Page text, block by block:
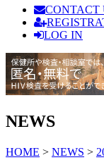
CONTACT
LOG IN
NEWS
HOME > NEWS >